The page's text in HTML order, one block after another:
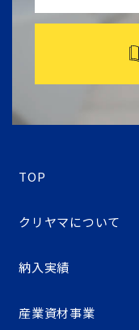
TOP
クリヤマについて
納入実績
産業資材事業